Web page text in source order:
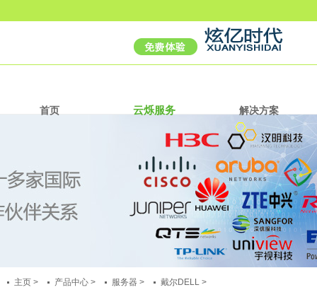
首页 云烁服务 解决方案
主页 > 产品中心 > 服务器 > 戴尔DELL >